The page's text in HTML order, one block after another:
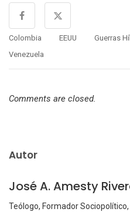
Colombia EEUU
Guerras
Venezuela
Comments are closed.
Autor
José A. Amesty
Teólogo, Formador